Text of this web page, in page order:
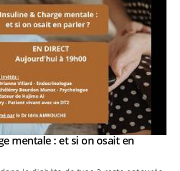
mentale : et si on osait en